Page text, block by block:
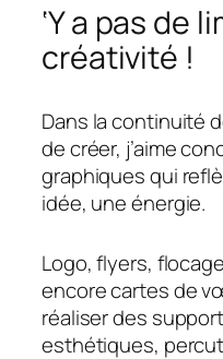
‘Y a pas de
créativité !
Dans la continuité
de créer, j’aime
graphiques qui
idée, une énergie.
Logo, flyers,
encore cartes de
réaliser des
esthétiques,